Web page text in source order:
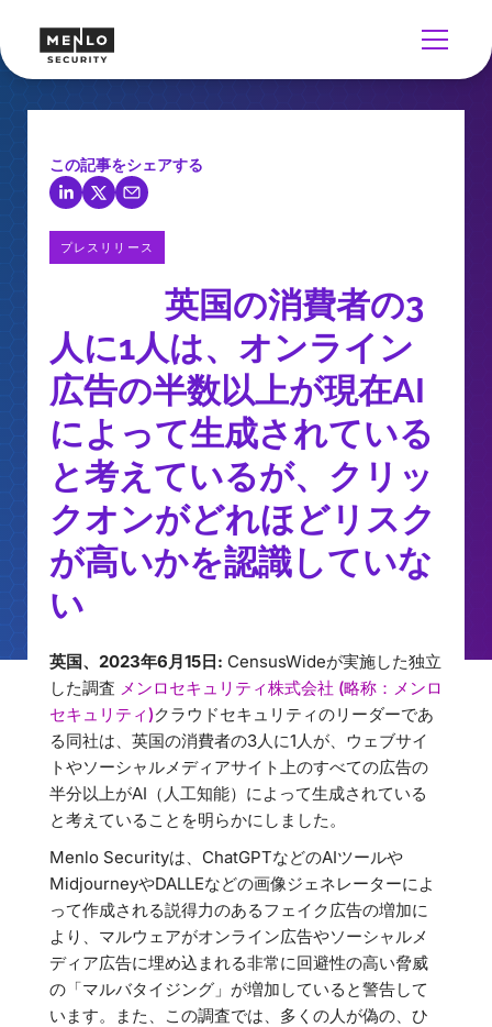
この記事をシェアする
プレスリリース
英国の消費者の3
人に1人は、オンライン
広告の半数以上が現在AI
によって生成されている
と考えているが、クリッ
クオンがどれほどリスク
が高いかを認識していな
い
英国、2023年6月15日: CensusWideが実施した独立
した調査 メンロセキュリティ株式会社 (略称：メンロ
セキュリティ)クラウドセキュリティのリーダーであ
る同社は、英国の消費者の3人に1人が、ウェブサイ
トやソーシャルメディアサイト上のすべての広告の
半分以上がAI（人工知能）によって生成されている
と考えていることを明らかにしました。
Menlo Securityは、ChatGPTなどのAIツールや
MidjourneyやDALLEなどの画像ジェネレーターによ
って作成される説得力のあるフェイク広告の増加に
より、マルウェアがオンライン広告やソーシャルメ
ディア広告に埋め込まれる非常に回避性の高い脅威
の「マルバタイジング」が増加していると警告して
います。また、この調査では、多くの人が偽の、ひ